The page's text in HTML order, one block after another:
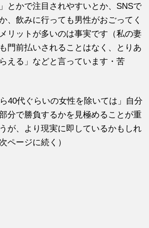
とかで注目されやすいとか、SNSで
、飲みに行っても男性がおごってく
リットが多いのは事実です（私の妻
門前払いされることはなく、とりあ
える」などと言っています・苦
40代ぐらいの女性を除いては」自分
分で勝負するかを見極めることが重
が、より現実に即しているかもしれ
ージに続く）